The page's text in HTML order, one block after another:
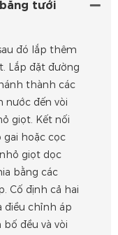
tưới
đó lắp thêm
Lắp đặt đường
thành các
nước đến vòi
giọt. Kết nối
gai hoặc cọc
giọt dọc
bằng các
Cố định cả hai
điều chỉnh áp
đều và vòi